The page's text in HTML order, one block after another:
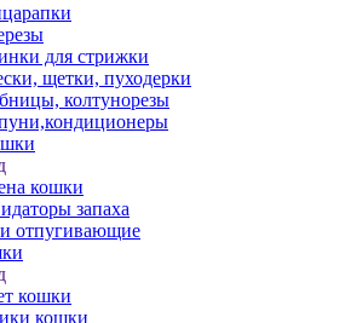
для стрижки
щетки, пуходерки
колтунорезы
кошки
запаха
отпугивающие
кошки
кошки